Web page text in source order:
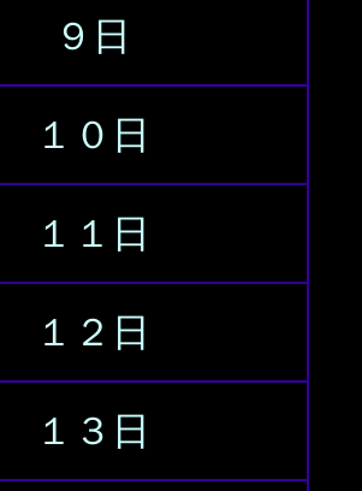
９日
１０日
１１日
１２日
１３日